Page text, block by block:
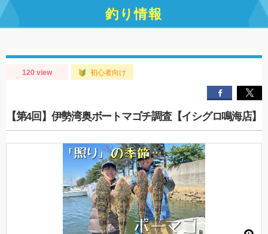
動
釣り情報
120 view 初心者向け
【第4回】伊勢湾奥ボートマゴチ調査【イシグロ鳴海店】